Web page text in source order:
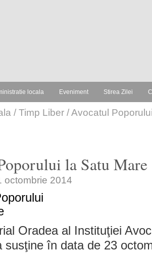
locala Eveniment Stirea Zilei
/ Timp Liber / Avocatul
la Satu Mare
octombrie 2014
Oradea al Instituţiei
susţine în data de 23